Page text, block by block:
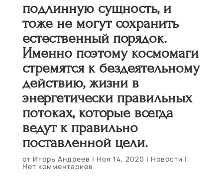
подлинную сущность, и
тоже не могут сохранить
естественный порядок.
Именно поэтому космомаги
стремятся к бездеятельному
действию, жизни в
энергетически правильных
потоках, которые всегда
ведут к правильно
поставленной цели.
от Игорь Андреев | Ноя 14, 2020 | Новости |
Нет комментариев